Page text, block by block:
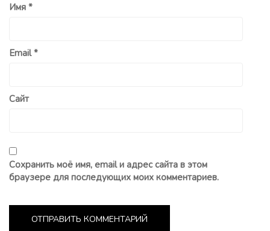
Имя *
Email*
Сайт
Сохранить моё имя, email и адрес сайта в этом
браузере для последующих моих комментариев.